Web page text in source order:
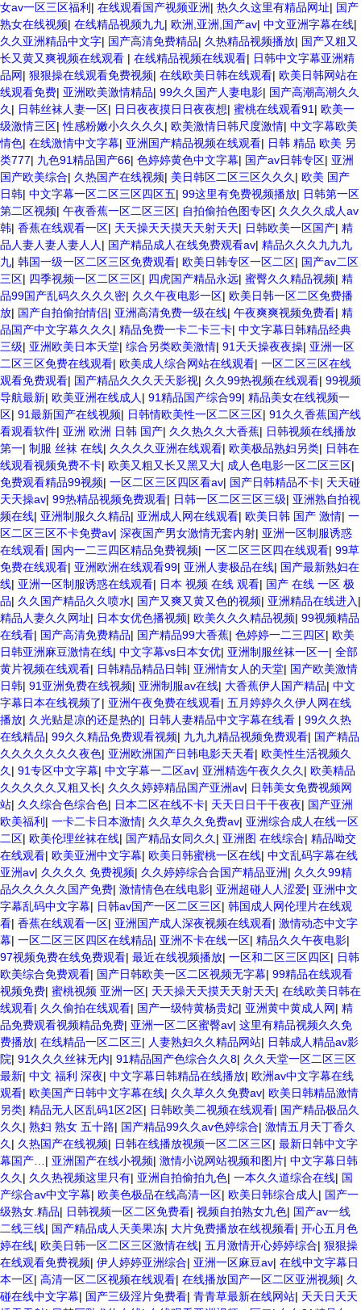
女av一区三区福利 | 在线观看国产视频亚洲| 热久久这里有精品网址| 国产
熟女在线视频| 在线精品视频九九| 欧洲,亚洲,国产av| 中文亚洲字幕在线|
久久亚洲精品中文字| 国产高清免费精品| 久热精品视频播放| 国产又粗又
长又黄又爽视频在线观看 | 在线精品视频在线观看| 日韩中文字幕亚洲精
品网| 狠狠操在线观看免费视频| 在线欧美日韩在线观看| 欧美日韩网站在
线观看免费| 亚洲欧美激情精品| 99久久国产人妻电影| 国产高潮高潮久久
久 | 日韩丝袜人妻一区| 日日夜夜摸日日夜夜想| 蜜桃在线观看91 | 欧美一
级激情三区|性感粉嫩小久久久久 | 欧美激情日韩尺度激情| 中文字幕欧美
情色| 在线激情中文字幕| 亚洲国产精品视频在线观看| 日韩 精品 欧美 另
类777| 九色91精品国产66| 色婷婷黄色中文字幕| 国产av日韩专区| 亚洲
国产欧美综合| 久热国产在线视频| 美日韩区二区三区久久久 | 欧美 国产
日韩| 中文字幕一区二区三区四区五| 99这里有免费视频播放| 日韩第一区
第二区视频| 午夜香蕉一区二区三区| 自拍偷拍色图专区| 久久久久成人av
韩| 香蕉在线观看一区| 天天操天天摸天天射天天| 日韩欧美一区国产| 精
品人妻人妻人妻人人 | 国产精品成人在线免费观看av| 精品久久久九九九
九| 韩国一级一区二区三区免费观看| 欧美日韩专区一区二区| 国产av二区
三区| 四季视频一区二区三区| 四虎国产精品永远| 蜜臀久久精品视频| 精
品99国产乱码久久久久密| 久久午夜电影一区| 欧美日韩一区二区免费播
放| 国产自拍偷拍情侣| 亚洲高清免费一级在线| 午夜爽爽视频免费看| 精
品国产中文字幕久久久 | 精品免费一卡二卡三卡| 中文字幕日韩精品经典
三级| 亚洲欧美日本天堂| 综合另类欧美激情| 91天天操夜夜操| 亚洲一区
二区三区免费在线观看| 欧美成人综合网站在线观看| 一区二区三区在线
观看免费观看| 国产精品久久久天天影视| 久久99热视频在线观看| 99视频
导航最新| 欧美亚洲在线成人 | 91精品国产综合99| 精品美女在线视频一
区| 91最新国产在线视频| 日韩情欧美性一区二区三区| 91久久香蕉国产线
看观看软件| 亚洲 欧洲 日韩 国产| 久久热久久大香蕉| 日韩视频在线播放
第一| 制服 丝袜 在线| 久久久久亚洲在线观看| 欧美极品熟妇另类| 日韩在
线观看视频免费不卡| 欧美又粗又长又黑又大| 成人色电影一区二区三区|
免费观看精品99视频| 一区二区三区四区看av| 国产日韩精品不卡| 天天碰
天天操av| 99热精品视频免费观看| 日韩一区二区三区三级| 亚洲熟自拍视
频在线| 亚洲制服久久精品| 亚洲成人网在线观看| 欧美日韩 国产 激情| 一
区二区三区不卡免费av| 深夜国产男女激情无套内射| 亚洲一区制服诱惑
在线观看| 国内一二三四区精品免费视频| 一区二区三区四在线观看| 99草
免费在线观看| 亚洲欧洲在线观看99| 亚洲人妻极品在线| 国产最新熟妇在
线| 亚洲一区制服诱惑在线观看| 日本 视频 在线 观看| 国产 在线 一区 极
品| 久久国产精品久久喷水| 国产又爽又黄又色的视频| 亚洲精品在线进入 |
精品人妻久久网址| 日本女优色播视频| 欧美久久久精品视频| 99视频精品
在线看| 国产高清免费精品| 国产精品99大香蕉| 色婷婷一二三四区| 欧美
日韩亚洲麻豆激情在线| 中文字幕vs日本女优| 亚洲制服丝袜一区一| 全部
黄片视频在线观看| 日韩精品精品日韩| 亚洲情女人的天堂| 国产欧美激情
日韩| 91亚洲免费在线视频| 亚洲制服av在线| 大香蕉伊人国产精品| 中文
字幕日本在线视频了| 亚洲午夜免费在线观看| 五月婷婷久久伊人网在线
播放| 久光贴是凉的还是热的| 日韩人妻精品中文字幕在线看 | 99久久热
在线精品| 99久久精品免费观看视频| 九九九精品视频免费观看| 国产精品
久久久久久久久夜色| 亚洲欧洲国产日韩电影天天看| 欧美性生活视频久
久 | 91专区中文字幕| 中文字幕一二区av| 亚洲精选午夜久久久 | 欧美精品
久久久久久又粗又长| 久久久婷婷精品国产亚洲av| 日韩美女免费视频网
站| 久久综合色综合色| 日本二区在线不卡| 天天日日干干夜夜| 国产亚洲
欧美福利 | 一卡二卡日本激情| 久久草久久免费av| 亚洲综合成人在线一区
二区| 欧美伦理丝袜在线| 国产精品女同久久 | 亚洲图 在线综合| 精品呦交
在线观看| 欧美亚洲中文字幕| 欧美日韩蜜桃一区在线| 中文乱码字幕在线
亚洲av| 久久久久 免费视频| 久久婷婷综合合国产精品亚洲| 久久久99精
品久久久久久国产免费| 激情情色在线电影| 亚洲超碰人人涩爱| 亚洲中文
字幕乱码中文字幕| 日韩av国产一区二区三区| 韩国成人网伦理片在线观
看| 香蕉在线观看一区| 亚洲国产成人深夜视频在线观看| 激情动态中文字
幕| 一区二区三区四区在线精品| 亚洲不卡在线一区| 精品久久午夜电影|
97视频免费在线免费观看| 最近在线视频播放| 一区和二区三区四区| 日韩
欧美综合免费观看| 国产日韩欧美一区二区视频无字幕| 99精品在线观看
视频免费| 蜜桃视频 亚洲一区| 天天操天天摸天天射天天| 在线欧美日韩在
线观看| 久久偷拍在线观看| 国产一级特黄杨贵妃| 亚洲黄中黄成人网| 精
品免费观看视频精品免费| 亚洲一区二区蜜臀av| 这里有精品视频久久免
费播放| 在线精品一区二区三| 人妻熟妇久久精品网站| 日韩成人精品av影
院| 91久久久丝袜无内| 91精品国产色综合久久8| 久久天堂一区二区三区
最新| 中文 福利 深夜| 中文字幕日韩精品在线播放| 欧洲av中文字幕在线
观看| 欧美国产日韩中文字幕在线| 久久草久久免费av| 欧美日韩精品激情
另类| 精品无人区乱码1区2区| 日韩欧美二视频在线观看| 国产精品极品久
久久 | 熟妇 熟女 五十路| 国产精品99久久av色婷综合| 激情五月天丁香久
久 | 久热国产在线视频| 日韩在线播放视频一区二区三区| 最新日韩中文字
幕国产… | 亚洲国产在线小视频| 激情小说网站视频和图片| 中文字幕日韩
久久 | 久久热视频这里只有| 亚洲自拍偷拍九色| 一本久久道综合在线| 国
产综合av中文字幕| 欧美色极品在线高清一区| 欧美日韩综合成人 | 国产一
级熟女.精品| 日韩视频一区二区免费看| 视频自拍熟女九色| 国产av一线
二线三线| 国产精品成人天美果冻| 大片免费播放在线视频看| 开心五月色
婷在线| 欧美日韩一区二区三区激情在线| 五月激情开心婷婷综合| 狠狠操
在线观看免费视频| 伊人婷婷亚洲综合| 亚洲一区麻豆av| 在线中文字幕日
本一区| 高清一区二区视频在线观看| 在线播放国产一区二区亚洲视频| 久
碰在线中文字幕| 国产三级淫片免费看| 青青草最新在线网站| 天天日天天